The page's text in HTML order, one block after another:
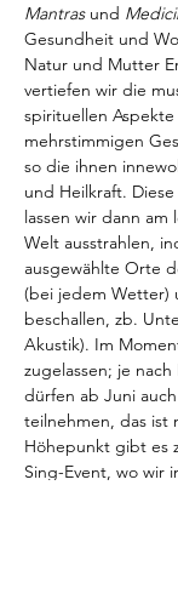
Mantras und
Gesundheit und
Natur und Mutter
vertiefen wir die
spirituellen
mehrstimmigen
so die ihnen
und Heilkraft.
lassen wir dann
Welt ausstrahlen,
ausgewählte Orte
(bei jedem Wetter)
beschallen, zb.
Akustik). Im
zugelassen; je
dürfen ab Juni
teilnehmen, das ist
Höhepunkt gibt es
Sing-Event, wo wir